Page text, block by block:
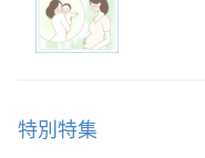
特別特集